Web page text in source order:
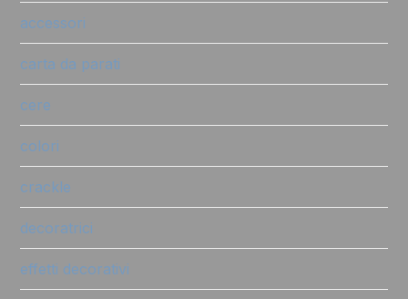
accessori
carta da parati
cere
colori
crackle
decoratrici
effetti decorativi